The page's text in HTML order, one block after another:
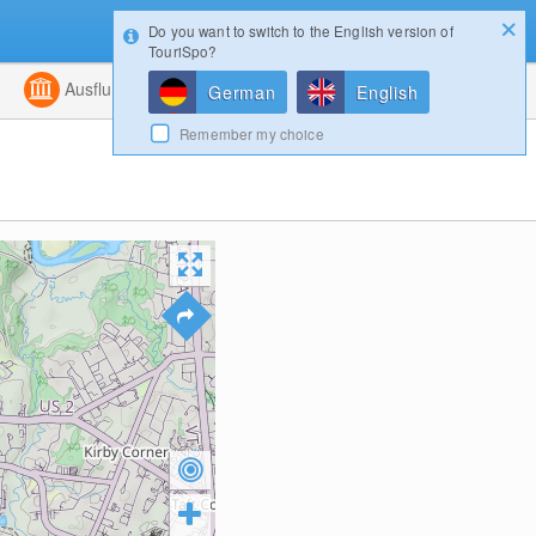
Kombiniert
Ausflugsziele Magazin
Login
Do you want to switch to the English version of
TouriSpo?
German English
Remember my choice
Konfigurator Gewinnspiele